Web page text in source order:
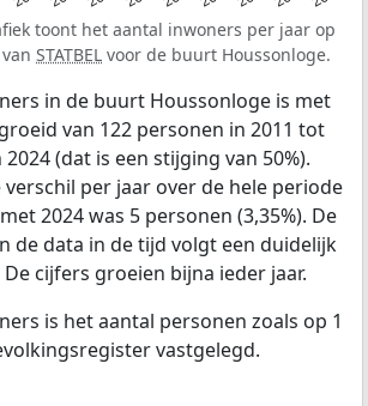
toont het aantal inwoners per jaar op
STATBEL voor de buurt Houssonloge.
in de buurt Houssonloge is met
van 122 personen in 2011 tot
(dat is een stijging van 50%).
per jaar over de hele periode
2024 was 5 personen (3,35%). De
de data in de tijd volgt een duidelijk
cijfers groeien bijna ieder jaar.
is het aantal personen zoals op 1
vastgelegd.